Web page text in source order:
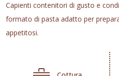
Capienti contenitori di gusto e
formato di pasta adatto per
appetitosi.